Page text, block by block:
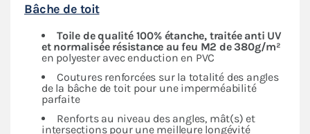
Bâche de toit
Toile de qualité 100% étanche, traitée anti UV
et normalisée résistance au feu M2 de 380g/m²
en polyester avec enduction en PVC
Coutures renforcées sur la totalité des angles
de la bâche de toit pour une imperméabilité
parfaite
Renforts au niveau des angles, mât(s) et
intersections pour une meilleure longévité